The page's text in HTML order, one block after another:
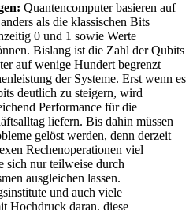
Quantencomputer basieren auf
als die klassischen Bits
0 und 1 sowie Werte
Bislang ist die Zahl der Qubits
auf wenige Hundert begrenzt –
der Systeme. Erst wenn es
deutlich zu steigern, wird
Performance für die
liefern. Bis dahin müssen
gelöst werden, denn derzeit
Rechenoperationen viel
sich nur teilweise durch
ausgleichen lassen.
und auch viele
Hochdruck daran, diese